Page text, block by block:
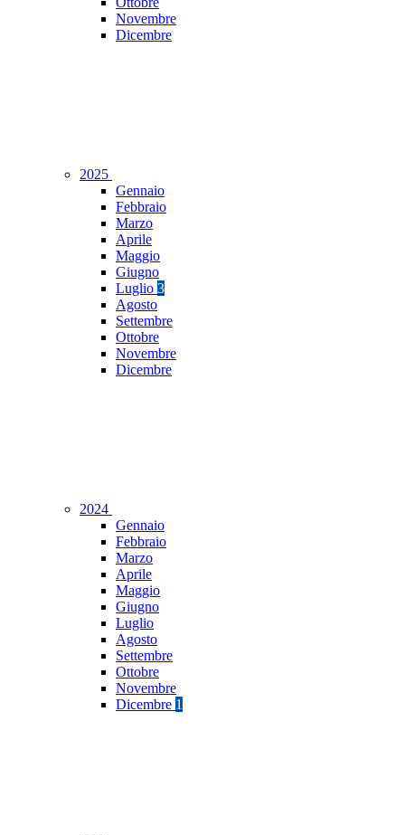
Novembre
Dicembre
2025
Gennaio
Febbraio
Marzo
Aprile
Maggio
Giugno
Luglio 3
Agosto
Settembre
Ottobre
Novembre
Dicembre
2024
Gennaio
Febbraio
Marzo
Aprile
Maggio
Giugno
Luglio
Agosto
Settembre
Ottobre
Novembre
Dicembre 1